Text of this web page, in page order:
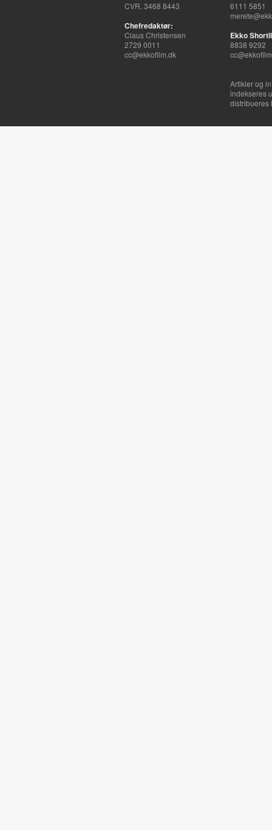
CVR. 3468 8443
Chefredaktør:
Claus Christensen
2729 0011
cc@ekkofilm.dk
6111 5851
Ekko
8838 9292
Artikler og
indekseres
distribueres